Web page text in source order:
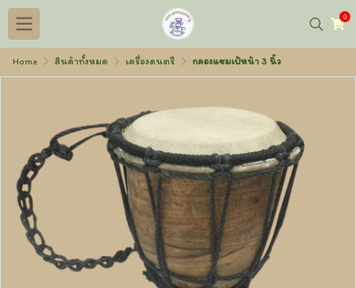
0
Home สินค้าทั้งหมด เครื่องดนตรี กลองแชมเป้หน้า 3 นิ้ว